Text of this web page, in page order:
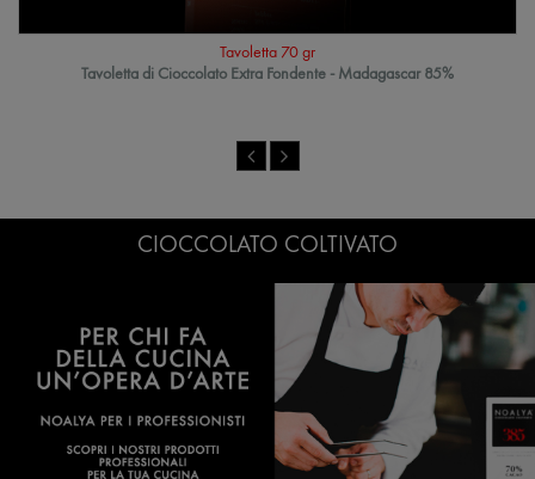
Tavoletta 70 gr
Tavoletta di Cioccolato Extra Fondente - Madagascar 85%